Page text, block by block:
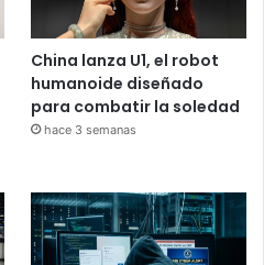
China lanza U1, el robot
humanoide diseñado
para combatir la soledad
hace 3 semanas